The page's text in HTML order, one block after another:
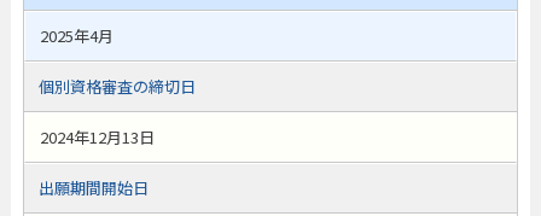
2025年4月
個別資格審査の締切日
2024年12月13日
出願期間開始日